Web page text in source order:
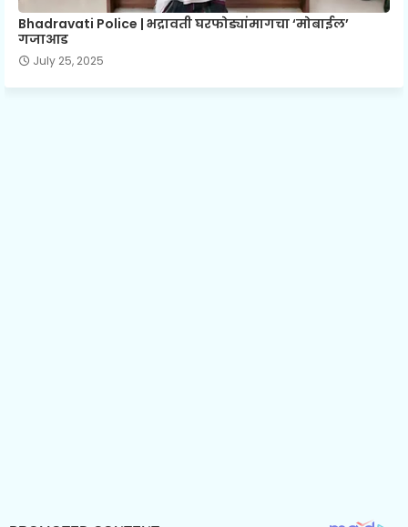
Bhadravati Police | भद्रावती घरफोड्यांमागचा ‘मोबाईल’
गजाआड
July 25, 2025